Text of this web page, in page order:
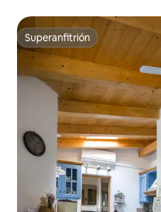
Superanfitrión
Superanfitrión